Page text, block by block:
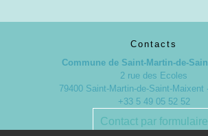
Contacts
Commune de Saint-Martin-de-
2 rue des Ecoles
79400 Saint-Martin-de-Saint-Maixent
+33 5 49 05 52 52
Contact par formulaire